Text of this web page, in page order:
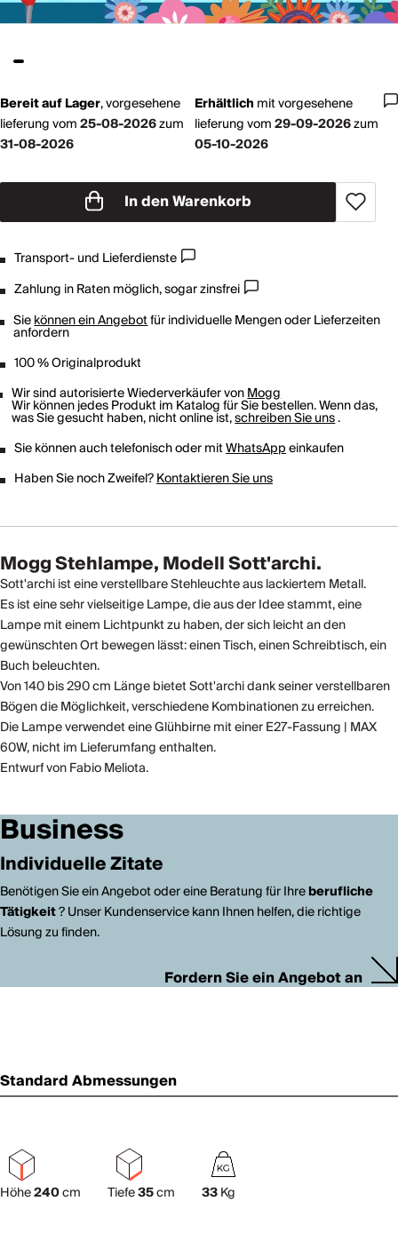
Bereit auf Lager,vorgesehene
lieferung vom25-08-2026zum
31-08-2026
Erhältlich mitvorgesehene
lieferung vom29-09-2026zum
05-10-2026
In den Warenkorb
Transport- und Lieferdienste
Zahlung in Raten möglich, sogar zinsfrei
Siekönnen ein Angebotfür individuelle Mengen oder Lieferzeiten
anfordern
100 % Originalprodukt
Wir sind autorisierte Wiederverkäufer vonMogg
Wir können jedes Produkt im Katalog für Sie bestellen. Wenn das,
was Sie gesucht haben, nicht online ist,schreiben Sie uns.
Sie können auch telefonisch oder mitWhatsAppeinkaufen
Haben Sie noch Zweifel?Kontaktieren Sie uns
Mogg Stehlampe, Modell Sott'archi.
Sott'archi ist eine verstellbare Stehleuchte aus lackiertem Metall.
Es ist eine sehr vielseitige Lampe, die aus der Idee stammt, eine
Lampe mit einem Lichtpunkt zu haben, der sich leicht an den
gewünschten Ort bewegen lässt: einen Tisch, einen Schreibtisch, ein
Buch beleuchten.
Von 140 bis 290 cm Länge bietet Sott'archi dank seiner verstellbaren
Bögen die Möglichkeit, verschiedene Kombinationen zu erreichen.
Die Lampe verwendet eine Glühbirne mit einer E27-Fassung | MAX
60W, nicht im Lieferumfang enthalten.
Entwurf von Fabio Meliota.
Business
Individuelle Zitate
Benötigen Sie ein Angebot oder eine Beratung für Ihreberufliche
Tätigkeit? Unser Kundenservice kann Ihnen helfen, die richtige
Lösung zu finden.
Fordern Sie ein Angebot an
Standard Abmessungen
Höhe240cm Tiefe35cm 33Kg